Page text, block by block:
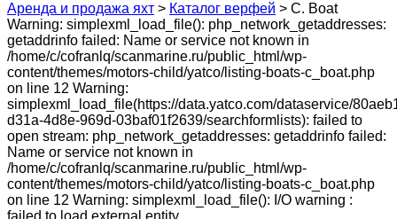
Аренда и продажа яхт > Каталог верфей > C. Boat
Warning: simplexml_load_file(): php_network_getaddresses:
getaddrinfo failed: Name or service not known in
/home/c/cofranlq/scanmarine.ru/public_html/wp-
content/themes/motors-child/yatco/listing-boats-c_boat.php
on line 12 Warning:
simplexml_load_file(https://data.yatco.com/dataservice/
d31a-4d8e-969d-03baf01f2639/searchformlists): failed to
open stream: php_network_getaddresses: getaddrinfo failed:
Name or service not known in
/home/c/cofranlq/scanmarine.ru/public_html/wp-
content/themes/motors-child/yatco/listing-boats-c_boat.php
on line 12 Warning: simplexml_load_file(): I/O warning :